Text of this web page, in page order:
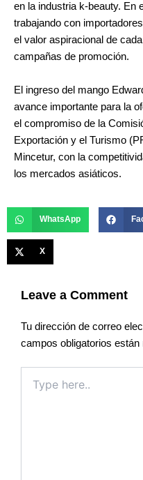
en la industria k-beauty. En
trabajando con
el valor aspiracional de
campañas de promoción.
El ingreso del mango
avance importante para la
el compromiso de la
Exportación y el Turismo
Mincetur, con la
los mercados asiáticos.
WhatsApp
X
Leave a Comment
Tu dirección de correo
campos obligatorios
here..